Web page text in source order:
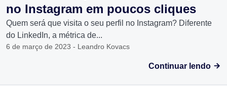
no Instagram em poucos cliques
Quem será que visita o seu perfil no Instagram? Diferente
do LinkedIn, a métrica de...
6 de março de 2023 - Leandro Kovacs
Continuar lendo